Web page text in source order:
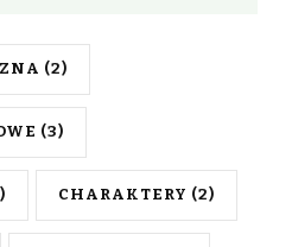
(2)
(3)
CHARAKTERY (2)